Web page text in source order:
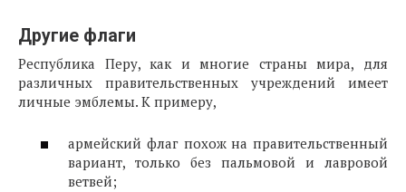
Другие флаги
Республика Перу, как и многие страны мира, для
различных правительственных учреждений имеет
личные эмблемы. К примеру,
армейский флаг похож на правительственный
вариант, только без пальмовой и лавровой
ветвей;